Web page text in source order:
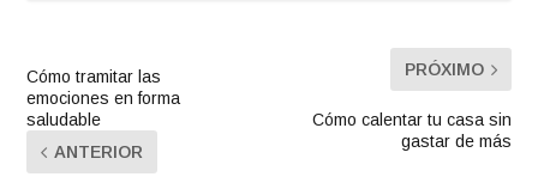
Cómo tramitar las
emociones en forma
saludable
ANTERIOR
PRÓXIMO
Cómo calentar tu casa sin
gastar de más